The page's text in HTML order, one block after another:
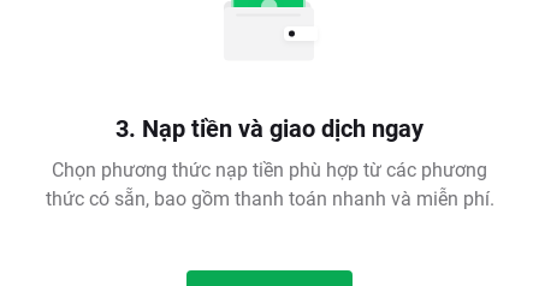
3. Nạp tiền và giao dịch ngay
Chọn phương thức nạp tiền phù hợp từ các phương
thức có sẵn, bao gồm thanh toán nhanh và miễn phí.